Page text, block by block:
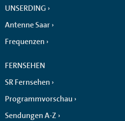
UNSERDING
Antenne Saar
Frequenzen
FERNSEHEN
SR Fernsehen
Programmvorschau
Sendungen A-Z